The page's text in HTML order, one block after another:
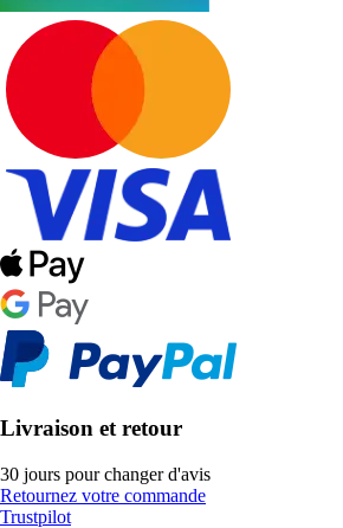
Livraison et retour
30 jours pour changer d'avis
Retournez votre commande
Trustpilot